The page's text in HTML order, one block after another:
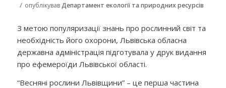
/ опублікувавДепартамент екології та природних ресурсів
З метою популяризації знань про рослинний світ та
необхідність його охорони, Львівська обласна
державна адміністрація підготувала у друк видання
про ефемероїди Львівської області.
“Весняні рослини Львівщини” – це перша частина